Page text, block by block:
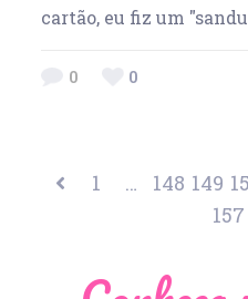
cartão, eu fiz um
0 0
1 … 148 149
157